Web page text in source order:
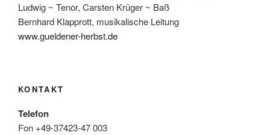
Ludwig ~ Tenor, Carsten Krüger ~ Baß
Bernhard Klapprott, musikalische Leitung
www.gueldener-herbst.de
KONTAKT
Telefon
Fon +49-37423-47 003